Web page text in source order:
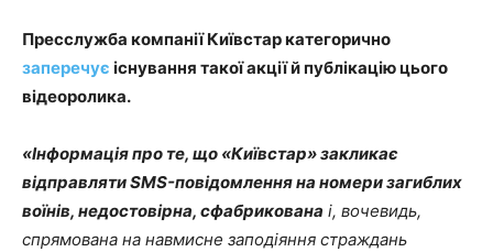
Пресслужба компанії Київстар категорично
заперечує існування такої акції й публікацію цього
відеоролика.
«Інформація про те, що «Київстар» закликає
відправляти SMS-повідомлення на номери загиблих
воїнів, недостовірна, сфабрикована і, вочевидь,
спрямована на навмисне заподіяння страждань